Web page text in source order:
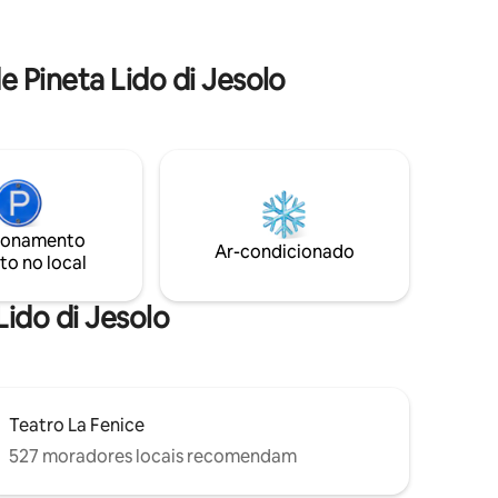
que
taça de vinho.
Pineta Lido di Jesolo
no local
Ar-condicionado
di Jesolo
Teatro La Fenice
527 moradores locais recomendam